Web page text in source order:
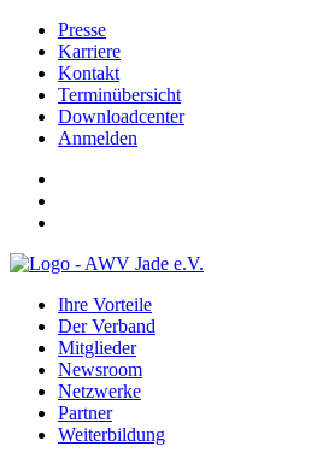
Presse
Karriere
Kontakt
Terminübersicht
Downloadcenter
Anmelden
Ihre Vorteile
Der Verband
Mitglieder
Newsroom
Netzwerke
Partner
Weiterbildung